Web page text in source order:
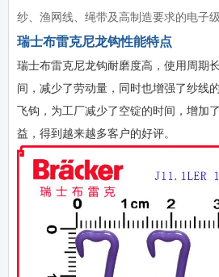
纱、渔网线、绳带及高制造要求的电子
瑞士布雷克尼龙钩性能特点
瑞士布雷克尼龙钩耐磨度高，使用周期
间，减少了劳动量，同时也增强了纱线
飞钩，为工厂减少了空锭的时间，增加
益，得到越来越多客户的好评。